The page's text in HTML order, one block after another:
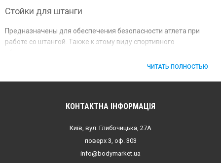
Стойки для штанги
Предназначены для обеспечения безопасности атлета при
работе со штангой. Также к этому виду спортивного
Это универсальный тип оборудования, который может быть
Всего можно выделить два вида: страховочные и для
Стойки для приседания – соединенные воедино две рамы,
оснащенных ограничителями. Если у спортсмена возникли
проблемы при подъеме спортивного снаряда, он может
ЧИТАТЬ ПОЛНОСТЬЮ
КОНТАКТНА ІНФОРМАЦІЯ
Київ, вул. Глибочицька, 27А
поверх 3, оф. 303
info@bodymarket.ua